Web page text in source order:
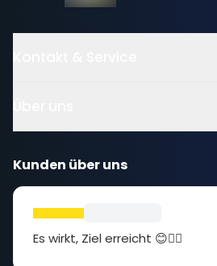
Kunden über uns
Es wirkt, Ziel erreicht 😊👍🏻